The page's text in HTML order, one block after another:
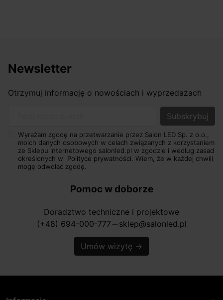
Newsletter
Otrzymuj informację o nowościach i wyprzedażach
Wyrażam zgodę na przetwarzanie przez Salon LED Sp. z o.o.,
moich danych osobowych w celach związanych z korzystaniem
ze Sklepu internetowego salonled.pl w zgodzie i według zasad
określonych w Polityce prywatności. Wiem, że w każdej chwili
mogę odwołać zgodę.
Pomoc w doborze
Doradztwo techniczne i projektowe
(+48) 694-000-777 horizontal_rule sklep@salonled.pl
Umów wizytę →